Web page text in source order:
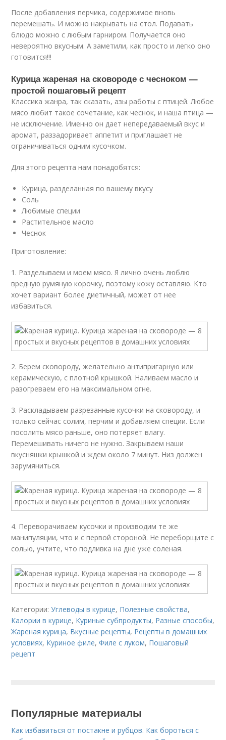
После добавления перчика, содержимое вновь
перемешать. И можно накрывать на стол. Подавать
блюдо можно с любым гарниром. Получается оно
невероятно вкусным. А заметили, как просто и легко оно
готовится!!!
Курица жареная на сковороде с чесноком —
простой пошаговый рецепт
Классика жанра, так сказать, азы работы с птицей. Любое
мясо любит такое сочетание, как чеснок, и наша птица —
не исключение. Именно он дает непередаваемый вкус и
аромат, раззадоривает аппетит и приглашает не
ограничиваться одним кусочком.
Для этого рецепта нам понадобятся:
Курица, разделанная по вашему вкусу
Соль
Любимые специи
Растительное масло
Чеснок
Приготовление:
1. Разделываем и моем мясо. Я лично очень люблю
вредную румяную корочку, поэтому кожу оставляю. Кто
хочет вариант более диетичный, может от нее
избавиться.
2. Берем сковороду, желательно антипригарную или
керамическую, с плотной крышкой. Наливаем масло и
разогреваем его на максимальном огне.
3. Раскладываем разрезанные кусочки на сковороду, и
только сейчас солим, перчим и добавляем специи. Если
посолить мясо раньше, оно потеряет влагу.
Перемешивать ничего не нужно. Закрываем наши
вкусняшки крышкой и ждем около 7 минут. Низ должен
зарумяниться.
4. Переворачиваем кусочки и производим те же
манипуляции, что и с первой стороной. Не переборщите с
солью, учтите, что подливка на дне уже соленая.
Категории:Углеводы в курице, Полезные свойства,
Калории в курице, Куриные субпродукты, Разные способы,
Жареная курица, Вкусные рецепты, Рецепты в домашних
условиях, Куриное филе,Филе с луком, Пошаговый
рецепт
Популярные материалы
Как избавиться от постакне и рубцов. Как бороться с